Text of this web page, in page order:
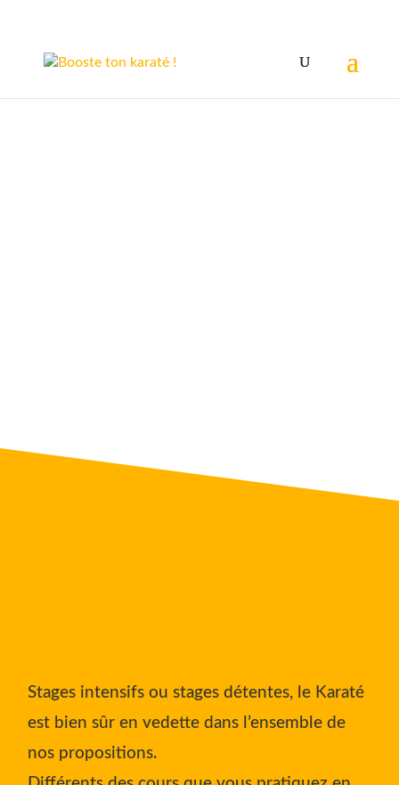
Stages intensifs ou stages détentes, le Karaté
est bien sûr en vedette dans l’ensemble de
nos propositions.